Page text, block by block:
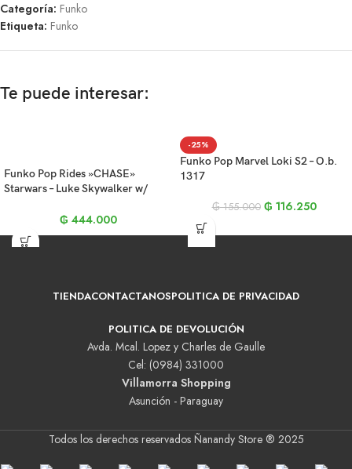
Categoría: Funko
Etiqueta: Funko
Te puede interesar:
Funko Pop Rides »CHASE»
Starwars – Luke Skywalker w/
₲ 444.000
-25%
Funko Pop Marvel Loki S2 – O.b.
1317
₲155.000 ₲ 116.250
TIENDACONTACTANOSPOLITICA DE PRIVACIDAD
POLITICA DE DEVOLUCIÓN
Avda. Mcal. Lopez y Charles de Gaulle
Cel: (0984) 331000
Villamorra Shopping
Asunción - Paraguay
Todos los derechos reservados Ñanandy Store ® 2025